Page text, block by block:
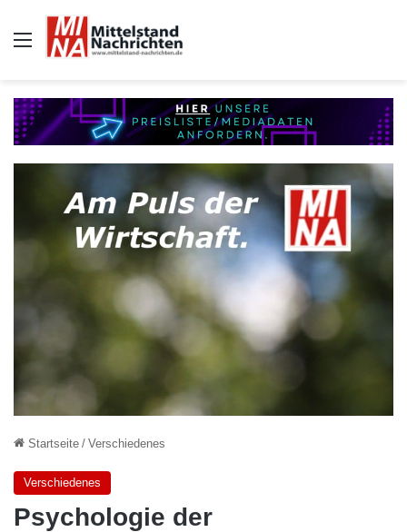
Auswahl
Startseite / Verschiedenes
Verschiedenes
Psychologie der